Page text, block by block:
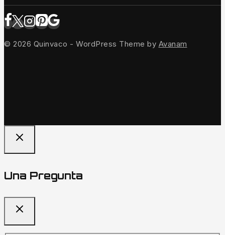
© 2026 Quinvaco - WordPress Theme by Avanam
Una Pregunta